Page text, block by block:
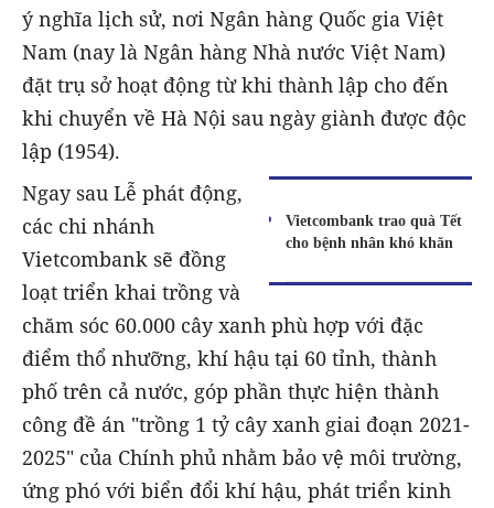
ý nghĩa lịch sử, nơi Ngân hàng Quốc gia Việt
Nam (nay là Ngân hàng Nhà nước Việt Nam)
đặt trụ sở hoạt động từ khi thành lập cho đến
khi chuyển về Hà Nội sau ngày giành được độc
lập (1954).
Vietcombank trao quà Tết
cho bệnh nhân khó khăn
Ngay sau Lễ phát động,
các chi nhánh
Vietcombank sẽ đồng
loạt triển khai trồng và
chăm sóc 60.000 cây xanh phù hợp với đặc
điểm thổ nhưỡng, khí hậu tại 60 tỉnh, thành
phố trên cả nước, góp phần thực hiện thành
công đề án "trồng 1 tỷ cây xanh giai đoạn 2021-
2025" của Chính phủ nhằm bảo vệ môi trường,
ứng phó với biển đổi khí hậu, phát triển kinh